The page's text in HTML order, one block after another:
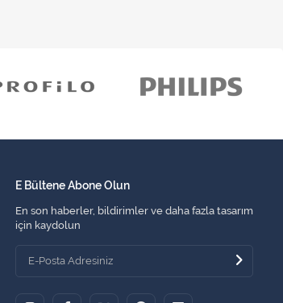
E Bültene Abone Olun
En son haberler, bildirimler ve daha fazla tasarım
için kaydolun